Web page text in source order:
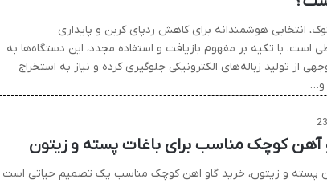
انتخابی هوشمندانه برای کاهش ردپای کربن و پایداری
با تکیه بر مفهوم بازیافت و استفاده مجدد، این دستگاه‌ها به
از تولید زباله‌های الکترونیکی جلوگیری کرده و نیاز به استخراج
و…
آهن کوچک مناسب برای باغات پسته و زیتون
پسته و زیتون، خرید گاو اهن کوچک مناسب یک تصمیم حیاتی است